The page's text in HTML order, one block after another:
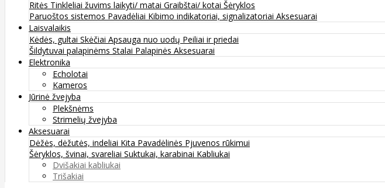
Ritės Tinkleliai žuvims laikyti/ matai Graibštai/ kotai Šėryklos
Paruoštos sistemos Pavadėliai Kibimo indikatoriai, signalizatoriai Aksesuarai
Laisvalaikis
Kėdės, gultai Skėčiai Apsauga nuo uodų Peiliai ir priedai
Šildytuvai palapinėms Stalai Palapinės Aksesuarai
Elektronika
Echolotai
Kameros
Jūrinė žvejyba
Plekšnėms
Strimelių žvejyba
Aksesuarai
Dėžės, dėžutės, indeliai Kita Pavadėlinės Pjuvenos rūkimui
Šėryklos, švinai, svareliai Suktukai, karabinai Kabliukai
Dvišakiai kabliukai
Trišakiai